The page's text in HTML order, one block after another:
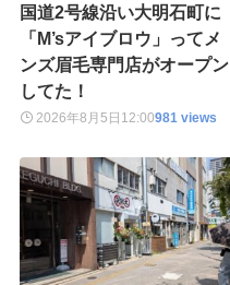
国道2号線沿い大明石町に
「M’sアイブロウ」ってメ
ンズ眉毛専門店がオープン
してた！
2026年8月5日 12:00981 views